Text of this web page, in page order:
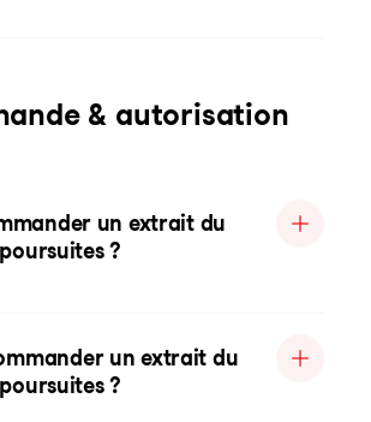
& autorisation
un extrait du
?
un extrait du
?